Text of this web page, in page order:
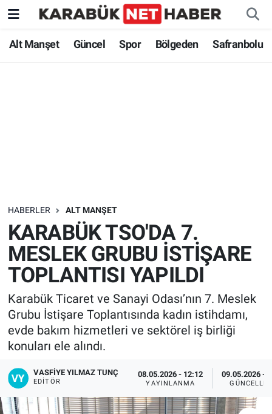
Alt Manşet Güncel Spor Bölgeden Safranbolu
HABERLER ALT MANŞET
KARABÜK TSO'DA 7.
MESLEK GRUBU İSTİŞARE
TOPLANTISI YAPILDI
Karabük Ticaret ve Sanayi Odası’nın 7. Meslek
Grubu İstişare Toplantısında kadın istihdamı,
evde bakım hizmetleri ve sektörel iş birliği
konuları ele alındı.
VASFIYE YILMAZ TUNÇ
EDITÖR
08.05.2026 - 12:12
YAYINLANMA
09.05.2026 -